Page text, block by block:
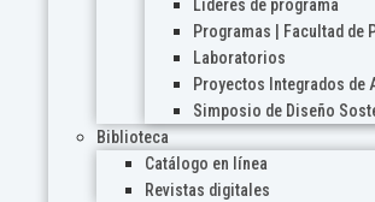
Líderes de programa
Programas | Facultad de
Laboratorios
Proyectos Integrados de
Simposio de Diseño
Biblioteca
Catálogo en línea
Revistas digitales